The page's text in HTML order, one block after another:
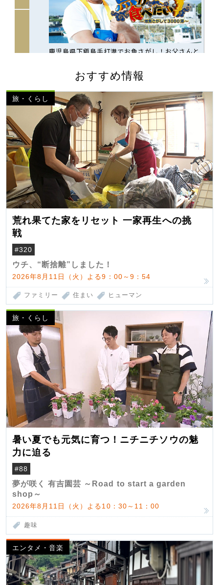
おすすめ情報
旅・くらし
荒れ果てた家をリセット 一家再生への挑
戦
#320
ウチ、“断捨離”しました！
2026年8月11日（火）よる9：00～9：54
ファミリー 住まい ヒューマン
旅・くらし
暑い夏でも元気に育つ！ニチニチソウの魅
力に迫る
#88
夢が咲く 有吉園芸 ～Road to start a garden
shop～
2026年8月11日（火）よる10：30～11：00
趣味
エンタメ・音楽